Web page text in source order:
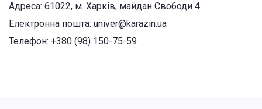
Адреса: 61022, м. Харків, майдан Свободи 4
Електронна пошта: univer@karazin.ua
Телефон: +380 (98) 150-75-59